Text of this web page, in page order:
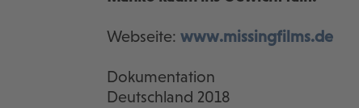
Webseite: www.missingfilms.de
Dokumentation
Deutschland 2018